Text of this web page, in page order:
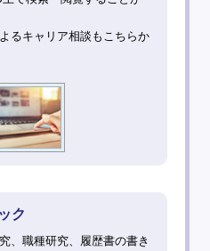
るキャリア相談もこちらか
ク
、職種研究、履歴書の書き